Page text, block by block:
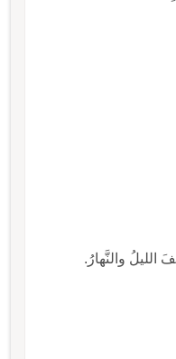
والنَّهارُ.